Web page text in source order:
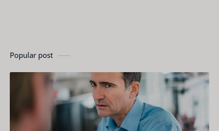
Popular post